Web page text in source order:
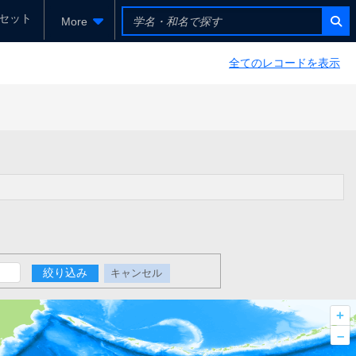
ット More
全てのレコードを表示
絞り込み キャンセル
+
–